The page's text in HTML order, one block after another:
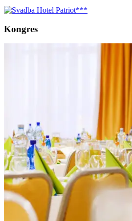
Kongres